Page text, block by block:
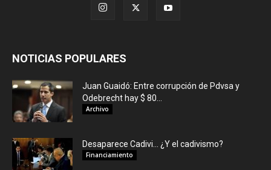
NOTICIAS POPULARES
Juan Guaidó: Entre corrupción de Pdvsa y
Odebrecht hay $ 80...
Archivo
Desaparece Cadivi… ¿Y el cadivismo?
Financiamiento